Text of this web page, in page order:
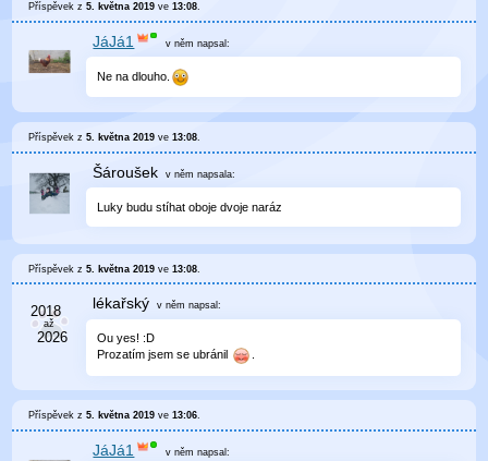
Příspěvek z5. května 2019 ve13:08.
JáJá1 v něm napsal:
Ne na dlouho.
Příspěvek z5. května 2019 ve13:08.
Šároušek v něm napsala:
Luky budu stíhat oboje dvoje naráz
Příspěvek z5. května 2019 ve13:08
lékařský v něm napsal:
Ou yes! :D
Prozatím jsem se ubránil
Příspěvek z5. května 2019 ve13:06.
JáJá1 v něm napsal: